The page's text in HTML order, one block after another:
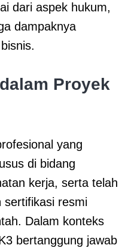
dari aspek hukum,
dampaknya
Proyek
yang
di bidang
kerja, serta telah
sertifikasi resmi
Dalam konteks
bertanggung jawab